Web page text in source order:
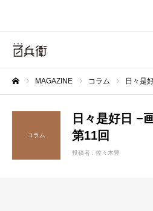
MAGAZINE コラム 日々是
コラム
日々是好日 −
第11回
投稿者 : 佐々木豊